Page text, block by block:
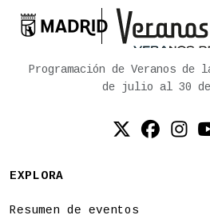

Ayuntamiento de Madrid
Programación de Veranos
de julio al 30 de
Twitter
EXPLORA
Resumen de eventos